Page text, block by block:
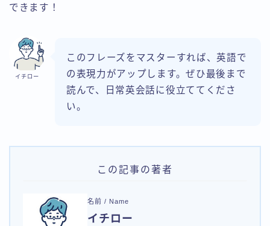
できます！
イチロー
このフレーズをマスターすれば、英語で
の表現力がアップします。ぜひ最後まで
読んで、日常英会話に役立ててくださ
い。
この記事の著者
名前 / Name
イチロー